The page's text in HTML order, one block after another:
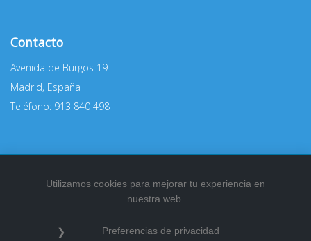
Contacto
Avenida de Burgos 19
Madrid, España
Teléfono: 913 840 498
Política de privacidad | Información legal
Utilizamos cookies para mejorar tu experiencia en
nuestra web.
Preferencias de privacidad